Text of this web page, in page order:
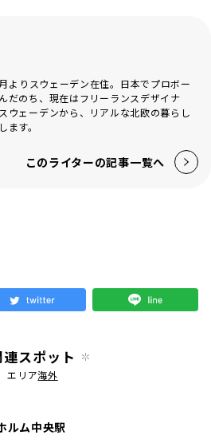
よりスウェーデン在住。日本でプロボー
だのち、現在はフリーランスデザイナ
ウェーデンから、リアルな北欧の暮らし
す。
このライターの記事一覧へ
連スポット
エリア海外
ルム中央駅